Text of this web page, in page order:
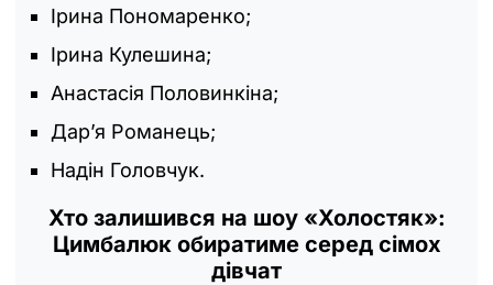
Ірина Пономаренко;
Ірина Кулешина;
Анастасія Половинкіна;
Дар’я Романець;
Надін Головчук.
Хто залишився на шоу «Холостяк»:
Цимбалюк обиратиме серед сімох
дівчат